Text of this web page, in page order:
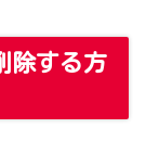
除する方